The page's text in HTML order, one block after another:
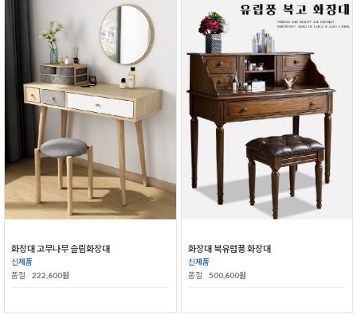
화장대 고무나무 슬림화장대
신제품
품절
222,600원
화장대 북유럽풍 화장대
신제품
품절
500,600원